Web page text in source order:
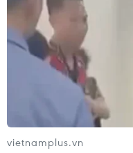
TIN LIÊN QUAN
vietnamplus.vn